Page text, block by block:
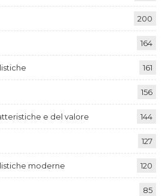
200
164
161
156
e del valore 144
127
moderne 120
85